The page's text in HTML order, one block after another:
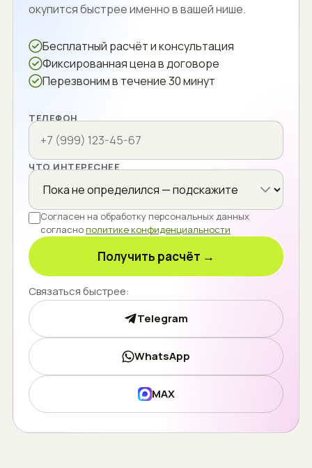
окупится быстрее именно в вашей нише.
Бесплатный расчёт и консультация
Фиксированная цена в договоре
Перезвоним в течение 30 минут
ТЕЛЕФОН
ЧТО ИНТЕРЕСНЕЕ
Согласен на обработку персональных данных
согласно политике конфиденциальности
Получить расчёт →
Связаться быстрее:
Telegram
WhatsApp
MAX